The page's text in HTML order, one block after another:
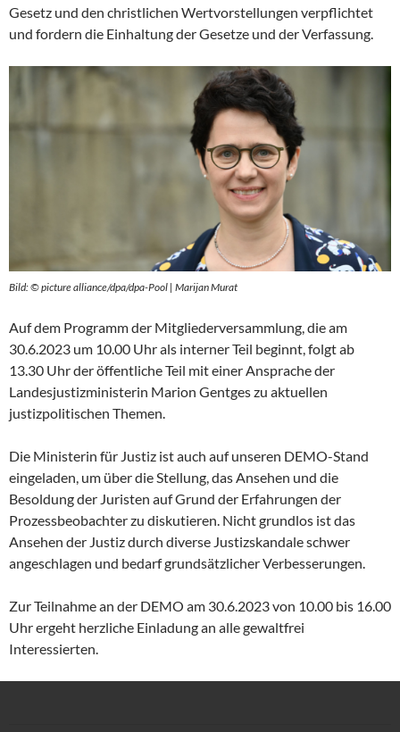
Gesetz und den christlichen Wertvorstellungen verpflichtet
und fordern die Einhaltung der Gesetze und der Verfassung.
Bild: © picture alliance/dpa/dpa-Pool | Marijan Murat
Auf dem Programm der Mitgliederversammlung, die am
30.6.2023 um 10.00 Uhr als interner Teil beginnt, folgt ab
13.30 Uhr der öffentliche Teil mit einer Ansprache der
Landesjustizministerin Marion Gentges zu aktuellen
justizpolitischen Themen.
Die Ministerin für Justiz ist auch auf unseren DEMO-Stand
eingeladen, um über die Stellung, das Ansehen und die
Besoldung der Juristen auf Grund der Erfahrungen der
Prozessbeobachter zu diskutieren. Nicht grundlos ist das
Ansehen der Justiz durch diverse Justizskandale schwer
angeschlagen und bedarf grundsätzlicher Verbesserungen.
Zur Teilnahme an der DEMO am 30.6.2023 von 10.00 bis 16.00
Uhr ergeht herzliche Einladung an alle gewaltfrei
Interessierten.